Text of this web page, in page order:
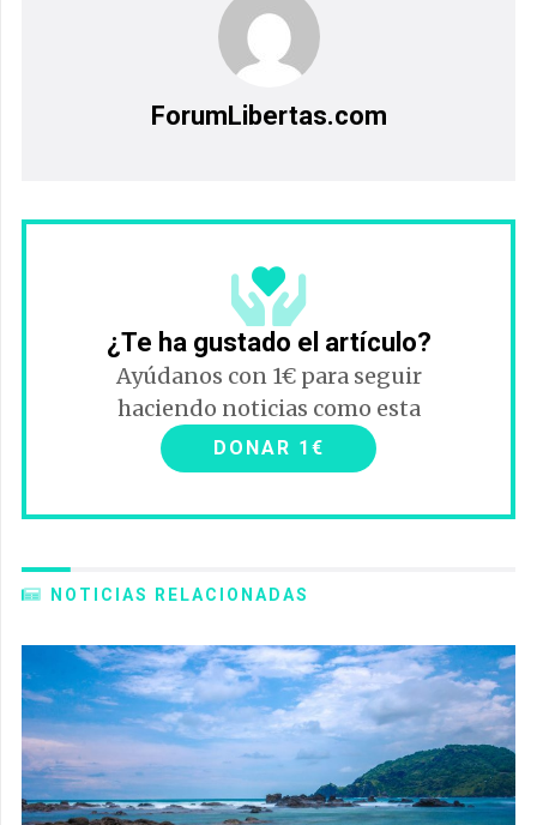
ForumLibertas.com
¿Te ha gustado el artículo?
Ayúdanos con 1€ para seguir
haciendo noticias como esta
DONAR 1€
NOTICIAS RELACIONADAS